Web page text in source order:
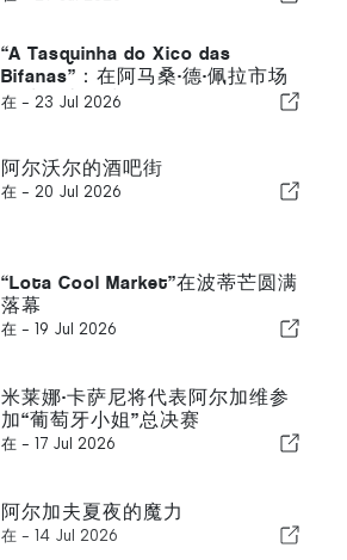
“A Tasquinha do Xico das
Bifanas”：在阿马桑·德·佩拉市场
品味传统风味
在 - 23 Jul 2026
阿尔沃尔的酒吧街
在 - 20 Jul 2026
“Lota Cool Market”在波蒂芒圆满
落幕
在 - 19 Jul 2026
米莱娜·卡萨尼将代表阿尔加维参
加“葡萄牙小姐”总决赛
在 - 17 Jul 2026
阿尔加夫夏夜的魔力
在 - 14 Jul 2026